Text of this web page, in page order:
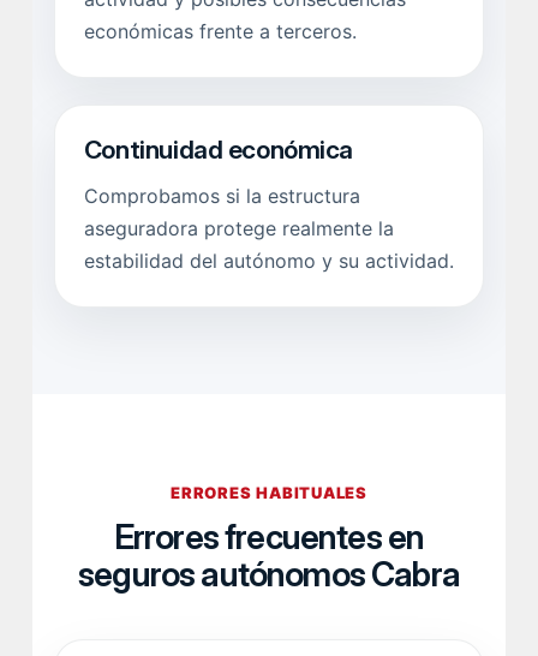
económicas frente a terceros.
Continuidad económica
Comprobamos si la estructura
aseguradora protege realmente la
estabilidad del autónomo y su actividad.
ERRORES HABITUALES
Errores frecuentes en
seguros autónomos Cabra